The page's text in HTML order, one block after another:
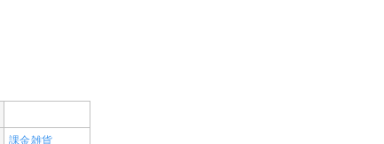
課金雑貨